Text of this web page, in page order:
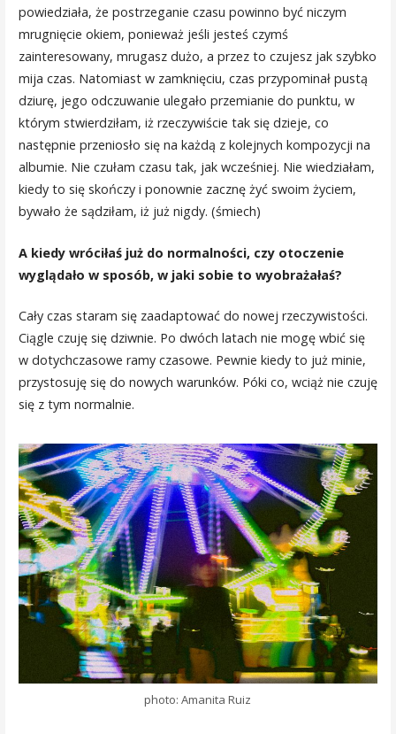
powiedziała, że postrzeganie czasu powinno być niczym
mrugnięcie okiem, ponieważ jeśli jesteś czymś
zainteresowany, mrugasz dużo, a przez to czujesz jak szybko
mija czas. Natomiast w zamknięciu, czas przypominał pustą
dziurę, jego odczuwanie ulegało przemianie do punktu, w
którym stwierdziłam, iż rzeczywiście tak się dzieje, co
następnie przeniosło się na każdą z kolejnych kompozycji na
albumie. Nie czułam czasu tak, jak wcześniej. Nie wiedziałam,
kiedy to się skończy i ponownie zacznę żyć swoim życiem,
bywało że sądziłam, iż już nigdy. (śmiech)
A kiedy wróciłaś już do normalności, czy otoczenie
wyglądało w sposób, w jaki sobie to wyobrażałaś?
Cały czas staram się zaadaptować do nowej rzeczywistości.
Ciągle czuję się dziwnie. Po dwóch latach nie mogę wbić się
w dotychczasowe ramy czasowe. Pewnie kiedy to już minie,
przystosuję się do nowych warunków. Póki co, wciąż nie czuję
się z tym normalnie.
photo: Amanita Ruiz